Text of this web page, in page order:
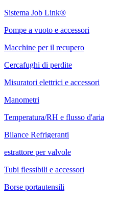
Sistema Job Link®
Pompe a vuoto e accessori
Macchine per il recupero
Cercafughi di perdite
Misuratori elettrici e accessori
Manometri
Temperatura/RH e flusso d'aria
Bilance Refrigeranti
estrattore per valvole
Tubi flessibili e accessori
Borse portautensili